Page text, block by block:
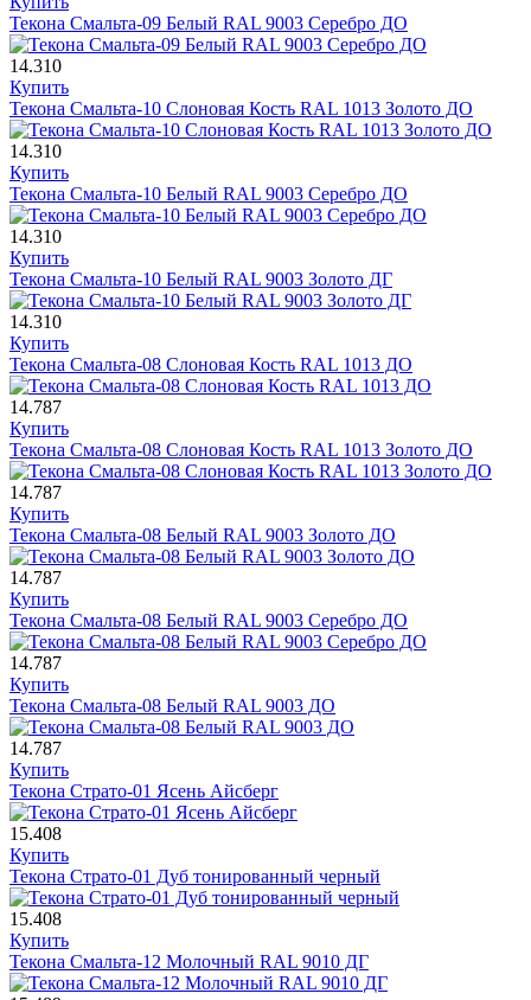
Текона Смальта-09 Белый RAL 9003 Серебро ДО
14.310
Купить
Текона Смальта-10 Слоновая Кость RAL 1013 Золото ДО
14.310
Купить
Текона Смальта-10 Белый RAL 9003 Серебро ДО
14.310
Купить
Текона Смальта-10 Белый RAL 9003 Золото ДГ
14.310
Купить
Текона Смальта-08 Слоновая Кость RAL 1013 ДО
14.787
Купить
Текона Смальта-08 Слоновая Кость RAL 1013 Золото ДО
14.787
Купить
Текона Смальта-08 Белый RAL 9003 Золото ДО
14.787
Купить
Текона Смальта-08 Белый RAL 9003 Серебро ДО
14.787
Купить
Текона Смальта-08 Белый RAL 9003 ДО
14.787
Купить
Текона Страто-01 Ясень Айсберг
15.408
Купить
Текона Страто-01 Дуб тонированный черный
15.408
Купить
Текона Смальта-12 Молочный RAL 9010 ДГ